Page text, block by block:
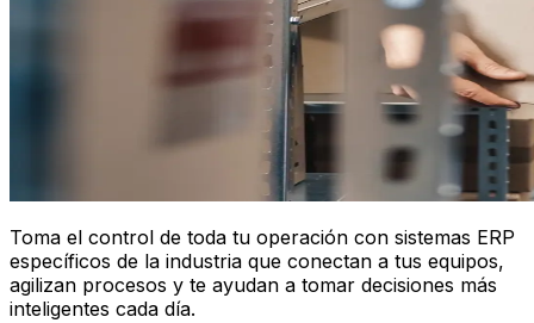
Toma el control de toda tu operación con sistemas ERP
específicos de la industria que conectan a tus equipos,
agilizan procesos y te ayudan a tomar decisiones más
inteligentes cada día.